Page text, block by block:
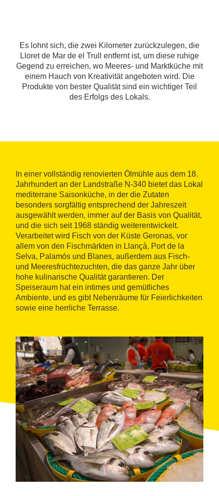
Es lohnt sich, die zwei Kilometer zurückzulegen, die
Lloret de Mar de el Trull entfernt ist, um diese ruhige
Gegend zu erreichen, wo Meeres- und Marktküche mit
einem Hauch von Kreativität angeboten wird. Die
Produkte von bester Qualität sind ein wichtiger Teil
des Erfolgs des Lokals.
In einer vollständig renovierten Ölmühle aus dem 18.
Jahrhundert an der Landstraße N-340 bietet das Lokal
mediterrane Saisonküche, in der die Zutaten
besonders sorgfältig entsprechend der Jahreszeit
ausgewählt werden, immer auf der Basis von Qualität,
und die sich seit 1968 ständig weiterentwickelt.
Verarbeitet wird Fisch von der Küste Geronas, vor
allem von den Fischmärkten in Llançà, Port de la
Selva, Palamós und Blanes, außerdem aus Fisch-
und Meeresfrüchtezuchten, die das ganze Jahr über
hohe kulinarische Qualität garantieren. Der
Speiseraum hat ein intimes und gemütliches
Ambiente, und es gibt Nebenräume für Feierlichkeiten
sowie eine herrliche Terrasse.